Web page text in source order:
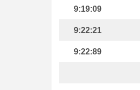
9:19:09
9:22:21
9:22:89